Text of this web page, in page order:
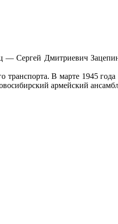
— Сергей Дмитриевич
В марте 1945 года
армейский